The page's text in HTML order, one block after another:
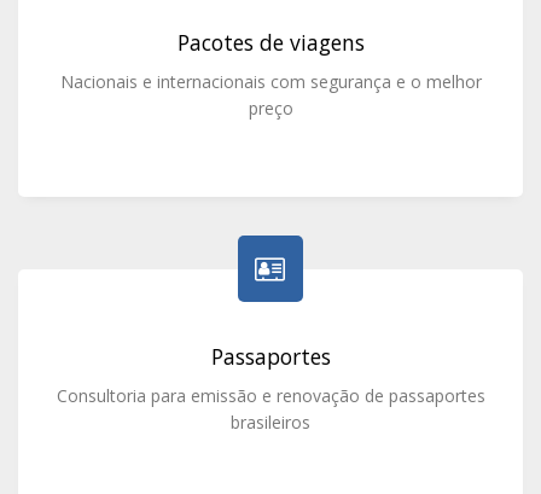
Pacotes de viagens
Nacionais e internacionais com segurança e o melhor
preço
Passaportes
Consultoria para emissão e renovação de passaportes
brasileiros